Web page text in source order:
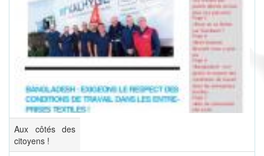
Aux côtés des
citoyens !